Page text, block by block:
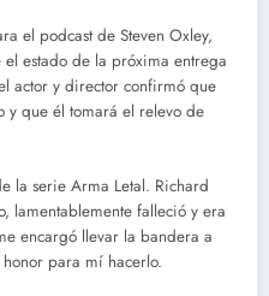
el podcast de Steven Oxley,
estado de la próxima entrega
actor y director confirmó que
y que él tomará el relevo de
la serie Arma Letal. Richard
lamentablemente falleció y era
encargó llevar la bandera a
honor para mí hacerlo.